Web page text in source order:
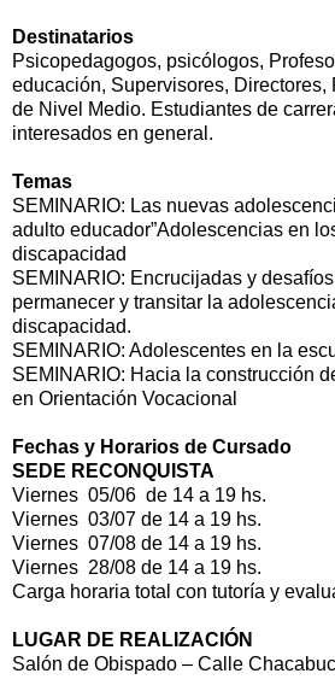
Destinatarios
Psicopedagogos, psicólogos,
educación, Supervisores, Directores,
de Nivel Medio. Estudiantes de
interesados en general.
Temas
SEMINARIO: Las nuevas
adulto educador”Adolescencias en
discapacidad
SEMINARIO: Encrucijadas y
permanecer y transitar la
discapacidad.
SEMINARIO: Adolescentes en la
SEMINARIO: Hacia la construcción
en Orientación Vocacional
Fechas y Horarios de Cursado
SEDE RECONQUISTA
Viernes 05/06 de 14 a 19 hs.
Viernes 03/07 de 14 a 19 hs.
Viernes 07/08 de 14 a 19 hs.
Viernes 28/08 de 14 a 19 hs.
Carga horaria total con tutoría y
LUGAR DE REALIZACIÓN
Salón de Obispado – Calle